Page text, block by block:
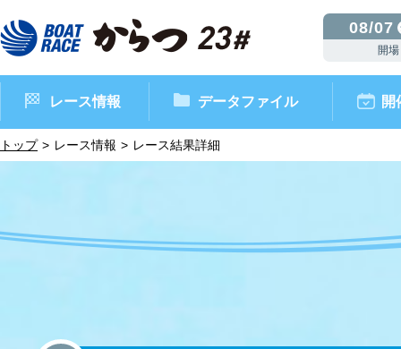
08/07
開場
レース情報 データファイル 開
トップ レース情報 レース結果詳細